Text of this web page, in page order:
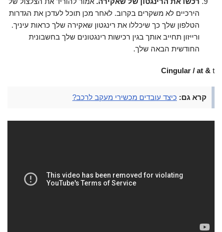
הירכיים לא משקרים בקרוב. לאחר מכן תוכל לעדכן את הגדרות
הטלפון שלך כך שיכללו את רינגטון שאקירה שלך כראות עיניך.
ורייזון תחייב אותך בגין רכישות רינגטונים שלך בחשבונית
החודשית הבאה שלך.
Cingular / at & t
קרא גם: כיצד עובדים מכשירי מעקב לרכב?